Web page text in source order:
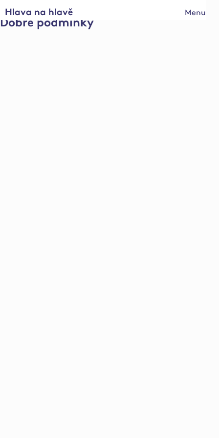
Menu
Hlava na hlavě
Dobré podmínky